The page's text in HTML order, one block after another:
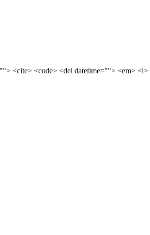
<cite> <code> <del datetime=""> <em>